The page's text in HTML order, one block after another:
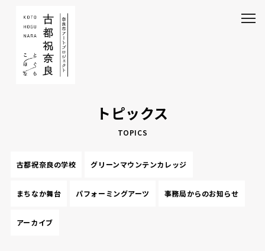
トピックス
TOPICS
古都祝奈良の学校 グリーンマウンテンカレッジ
まちなか舞台 パフォーミングアーツ 事務局からのお知らせ
アーカイブ